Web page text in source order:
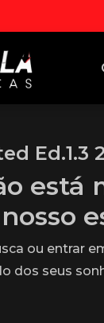
Ed.1.3
está
ou entrar
dos seus